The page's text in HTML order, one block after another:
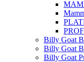
Billy Goat
Billy Goat
Billy Goat